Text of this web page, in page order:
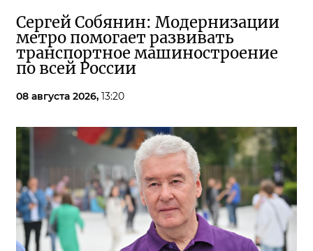
Сергей Собянин: Модернизации
метро помогает развивать
транспортное машиностроение
по всей России
08 августа 2026, 13:20